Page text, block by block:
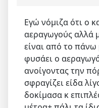
Εγώ νόμιζα ότι ο
αεραγωγούς αλλά
είναι από το πάνω
φυσάει ο
ανοίγοντας την
σφραγίζει είδα
δοκίμασα κ